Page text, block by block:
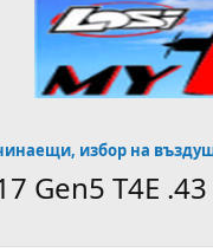
Gen5 T4E